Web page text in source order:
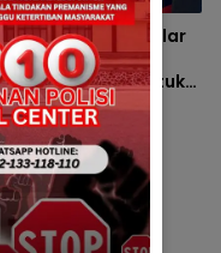
Padaherang Gelar
Meeting
Cup 2026 untuk
HUT
ke-80 dan
RI ke-81